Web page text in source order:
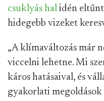
csuklyás hal idén
hidegebb vizeket
„A klímaváltozás már
viccelni lehetne. Mi
káros hatásaival, és
gyakorlati megoldások